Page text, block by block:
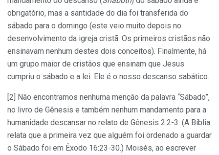
obrigatório, mas a santidade do dia foi transferida do
sábado para o domingo (este veio muito depois no
desenvolvimento da igreja cristã. Os primeiros cristãos não
ensinavam nenhum destes dois conceitos). Finalmente, há
um grupo maior de cristãos que ensinam que Jesus
cumpriu o sábado e a lei. Ele é o nosso descanso sabático.
[2] Não encontramos nenhuma menção da palavra “Sábado”,
no livro de Gênesis e também nenhum mandamento para a
humanidade descansar no relato de Gênesis 2:2-3. (A Bíblia
relata que a primeira vez que alguém foi ordenado a guardar
o Sábado foi em Êxodo 16:23-30.) Moisés, ao escrever